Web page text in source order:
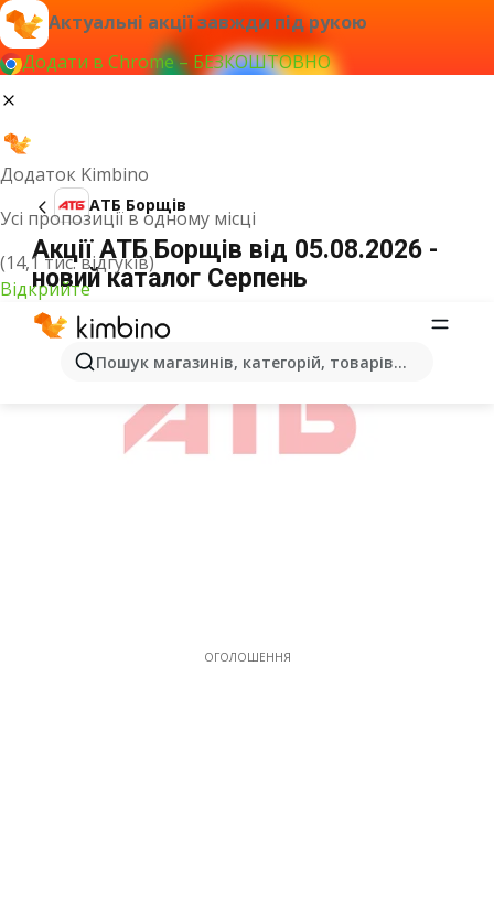
Актуальні акції завжди під рукою
Додати в Chrome – БЕЗКОШТОВНО
Додаток Kimbino
Усі пропозиції в одному місці
(14,1 тис. відгуків)
Відкрийте
Пошук магазинів, категорій, товарів...
АТБ Борщів
Акції АТБ Борщів від 05.08.2026 -
новий каталог Серпень
ОГОЛОШЕННЯ